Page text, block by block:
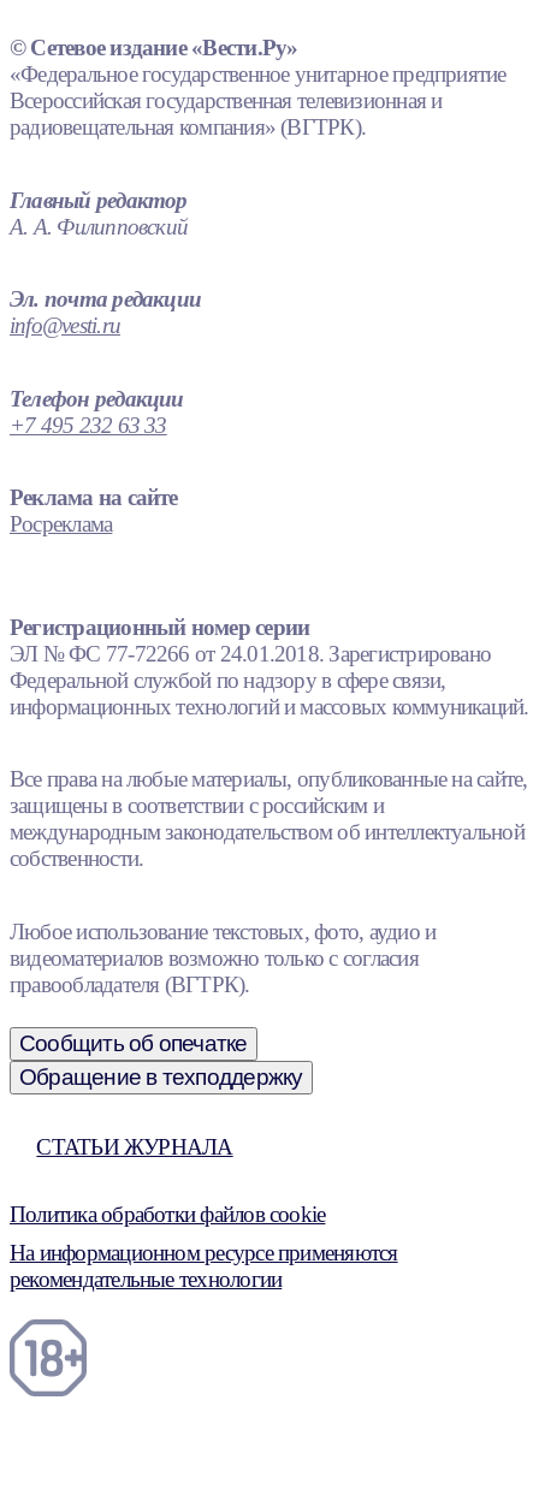
© Сетевое издание «Вести.Ру»
«Федеральное государственное унитарное предприятие
Всероссийская государственная телевизионная и
радиовещательная компания» (ВГТРК).
Главный редактор
А. А. Филипповский
Эл. почта редакции
info@vesti.ru
Телефон редакции
+7 495 232 63 33
Реклама на сайте
Росреклама
Регистрационный номер серии
ЭЛ № ФС 77-72266 от 24.01.2018. Зарегистрировано
Федеральной службой по надзору в сфере связи,
информационных технологий и массовых коммуникаций.
Все права на любые материалы, опубликованные на сайте,
защищены в соответствии с российским и
международным законодательством об интеллектуальной
собственности.
Любое использование текстовых, фото, аудио и
видеоматериалов возможно только с согласия
правообладателя (ВГТРК).
Сообщить об опечатке
Обращение в техподдержку
СТАТЬИ ЖУРНАЛА
Политика обработки файлов cookie
На информационном ресурсе применяются
рекомендательные технологии